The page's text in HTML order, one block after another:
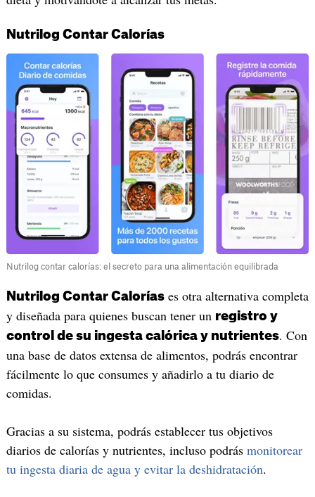
Nutrilog Contar Calorías
Nutrilog contar calorías: el secreto para una alimentación equilibrada
Nutrilog Contar Caloríases otra alternativa completa
y diseñada para quienes buscan tener un registro y
control de su ingesta calórica y nutrientes. Con
una base de datos extensa de alimentos, podrás encontrar
fácilmente lo que consumes y añadirlo a tu diario de
comidas.
Gracias a su sistema, podrás establecer tus objetivos
diarios de calorías y nutrientes, incluso podrás monitorear
tu ingesta diaria de agua y evitar la deshidratación.